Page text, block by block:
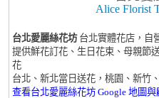
Alice Florist
台北愛麗絲花坊 台北實體花店，自
提供鮮花訂花、生日花束、母親節
花
台北、新北當日送花，桃園、新竹
查看台北愛麗絲花坊 Google 地圖與